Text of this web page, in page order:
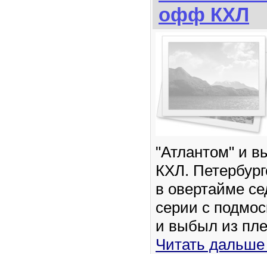
офф КХЛ
"Атлантом" и
КХЛ.
в овертайме
серии с
и выбыл из
Читать